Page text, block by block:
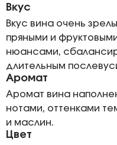
Вкус
Вкус вина очень
пряными и
нюансами,
длительным
Аромат
Аромат вина
нотами, оттенками
и маслин.
Цвет